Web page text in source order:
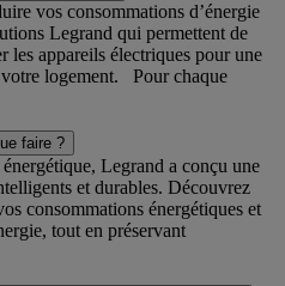
vos consommations d’énergie
Legrand qui permettent de
les appareils électriques pour une
logement. Pour chaque
faire ?
Legrand a conçu une
et durables. Découvrez
consommations énergétiques et
tout en préservant